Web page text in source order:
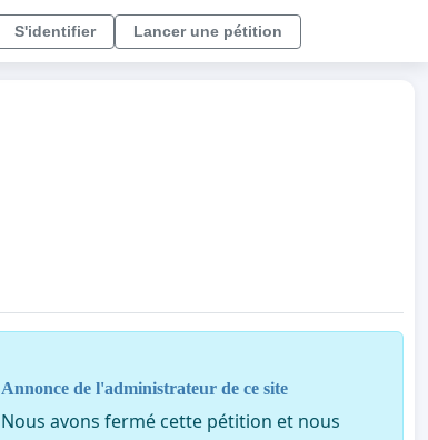
S'identifier Lancer une pétition
Annonce de l'administrateur de ce site
Nous avons fermé cette pétition et nous